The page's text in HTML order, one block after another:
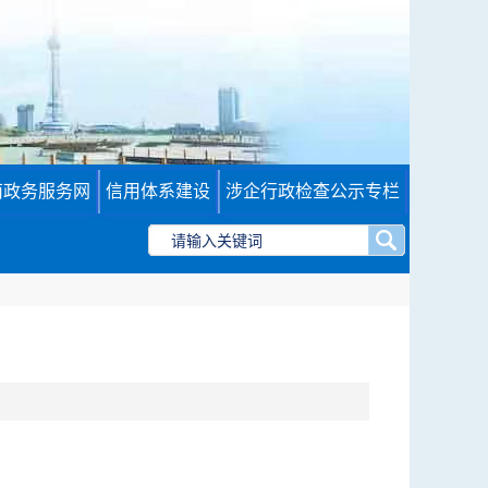
务服务网 信用体系建设 涉企行政检查公示专栏